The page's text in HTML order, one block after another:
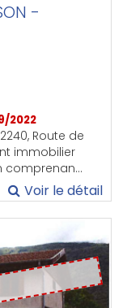
-
2022
Route de
immobilier
Voir le détail